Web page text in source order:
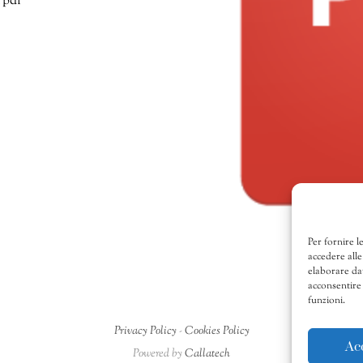
Per fornire
accedere
elaborare
funzioni.
Privacy Policy-Cookies Policy
Powered byCallatech